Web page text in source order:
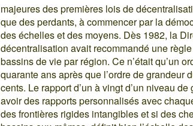
majeures des premières lois de
que des perdants, à commencer par la
des échelles et des moyens. Dès 1982, la
décentralisation avait recommandé une
bassins de vie par région. Ce n’était qu’un
quarante ans après que l’ordre de grandeur
cents. Le rapport d’un à vingt d’un niveau
avoir des rapports personnalisés avec
des frontières rigides intangibles et si des